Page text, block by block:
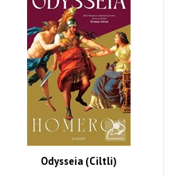
Odysseia (Ciltli)